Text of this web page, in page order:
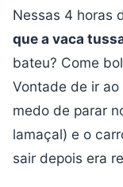
Nessas 4 horas
que a vaca
bateu? Come
Vontade de ir ao
medo de parar
lamaçal) e o
sair depois era